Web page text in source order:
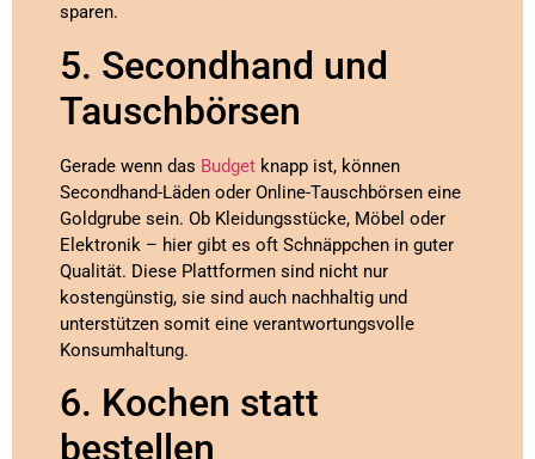
sparen.
5. Secondhand und
Tauschbörsen
Gerade wenn das Budget knapp ist, können
Secondhand-Läden oder Online-Tauschbörsen eine
Goldgrube sein. Ob Kleidungsstücke, Möbel oder
Elektronik – hier gibt es oft Schnäppchen in guter
Qualität. Diese Plattformen sind nicht nur
kostengünstig, sie sind auch nachhaltig und
unterstützen somit eine verantwortungsvolle
Konsumhaltung.
6. Kochen statt
bestellen